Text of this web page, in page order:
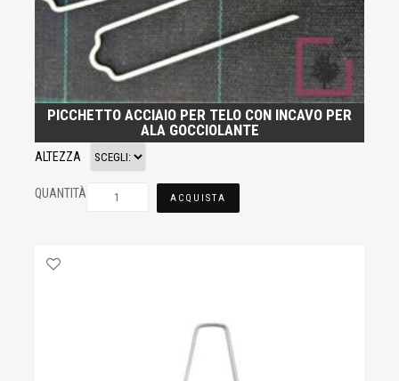
PICCHETTO ACCIAIO PER TELO CON INCAVO PER
ALA GOCCIOLANTE
ALTEZZA
QUANTITÀ ACQUISTA